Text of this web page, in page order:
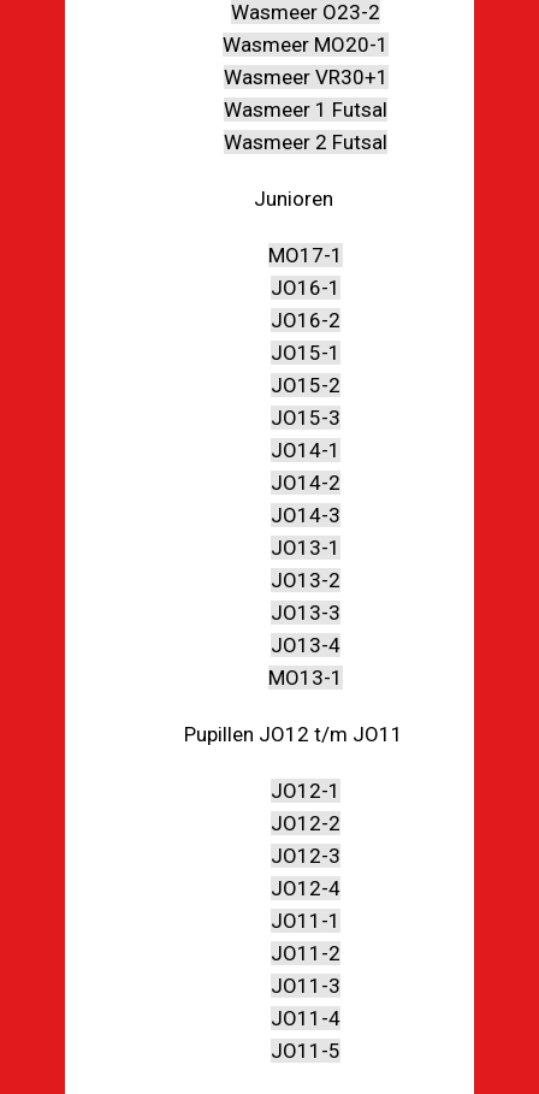
Wasmeer O23-2
Wasmeer MO20-1
Wasmeer VR30+1
Wasmeer 1 Futsal
Wasmeer 2 Futsal
Junioren
MO17-1
JO16-1
JO16-2
JO15-1
JO15-2
JO15-3
JO14-1
JO14-2
JO14-3
JO13-1
JO13-2
JO13-3
JO13-4
MO13-1
Pupillen JO12 t/m JO11
JO12-1
JO12-2
JO12-3
JO12-4
JO11-1
JO11-2
JO11-3
JO11-4
JO11-5